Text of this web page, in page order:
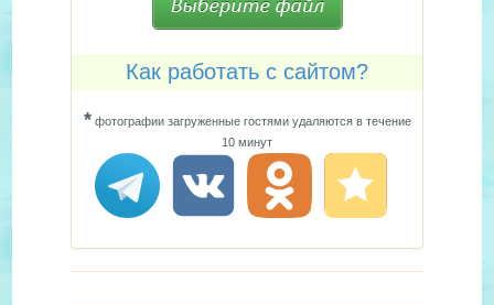
Как работать с сайтом?
*фотографии загруженные гостями удаляются в течение
10 минут